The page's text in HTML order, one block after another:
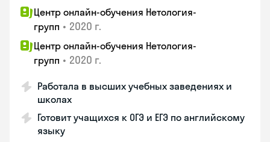
Центр онлайн-обучения Нетология-
групп • 2020 г.
Центр онлайн-обучения Нетология-
групп • 2020 г.
Работала в высших учебных заведениях и
школах
Готовит учащихся к ОГЭ и ЕГЭ по английскому
языку